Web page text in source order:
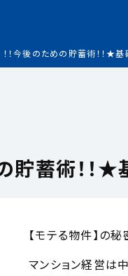
！！今後のための貯蓄術！！★
の貯蓄術！
【モテる物件】の秘
マンション経営は